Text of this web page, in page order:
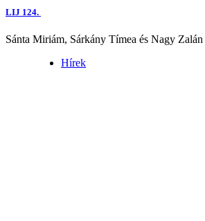
LIJ 124.
Sánta Miriám, Sárkány Tímea és Nagy
Hírek